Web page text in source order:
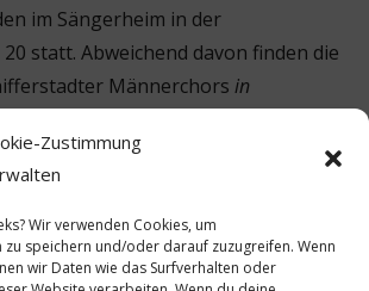
Zustimmung
Wir verwenden Cookies, um
speichern und/oder darauf zuzugreifen. Wenn
wir Daten wie das Surfverhalten oder
im Sängerheim in der
statt. Abweichend davon finden die
Männerchors in
6 statt.